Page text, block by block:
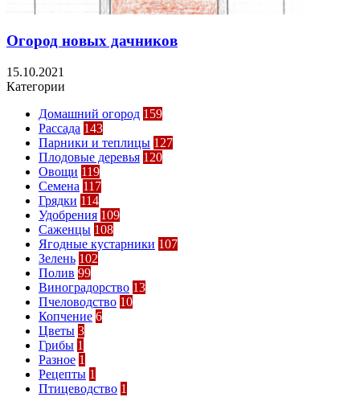
Огород новых дачников
15.10.2021
Категории
Домашний огород 159
Рассада 143
Парники и теплицы 127
Плодовые деревья 120
Овощи 119
Семена 117
Грядки 114
Удобрения 109
Саженцы 108
Ягодные кустарники 107
Зелень 102
Полив 99
Виноградорство 13
Пчеловодство 10
Копчение 6
Цветы 3
Грибы 1
Разное 1
Рецепты 1
Птицеводство 1